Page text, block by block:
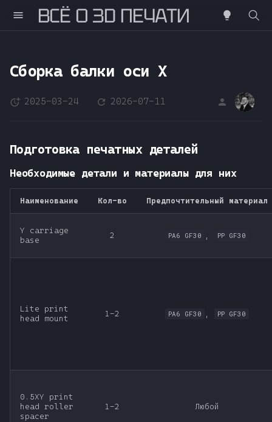
ВСË О 3D ПЕЧАТИ
н
т
е
е
а
д
Сборка балки оси X
2025-03-24 2026-07-11 DS
Подготовка печатных деталей
Необходимые детали и материалы для них
Наименование Кол-во Предпочтительный материал
Y carriage
base
2 PA6 GF30 , PP GF30
Lite print
head mount
1-2 PA6 GF30 , PP GF30
0.5XY print
head roller
spacer
1-2 Любой